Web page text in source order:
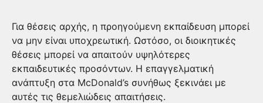
Για θέσεις αρχής, η προηγούμενη εκπαίδευση μπορεί
να μην είναι υποχρεωτική. Ωστόσο, οι διοικητικές
θέσεις μπορεί να απαιτούν υψηλότερες
εκπαιδευτικές προσόντων. Η επαγγελματική
ανάπτυξη στα McDonald’s συνήθως ξεκινάει με
αυτές τις θεμελιώδεις απαιτήσεις.